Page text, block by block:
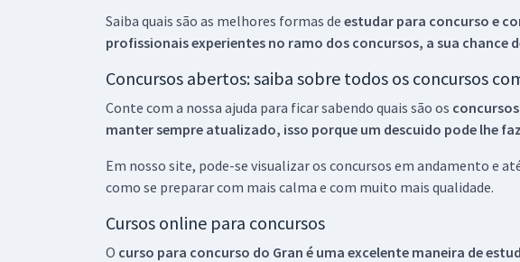
Saiba quais são as melhores formas de estudar para concurso e
profissionais experientes no ramo dos concursos, a sua chance
Concursos abertos: saiba sobre todos os concursos
Conte com a nossa ajuda para ficar sabendo quais são os
manter sempre atualizado, isso porque um descuido pode lhe
Em nosso site, pode-se visualizar os concursos em andamento e
como se preparar com mais calma e com muito mais qualidade.
Cursos online para concursos
O curso para concurso do Gran é uma excelente maneira de